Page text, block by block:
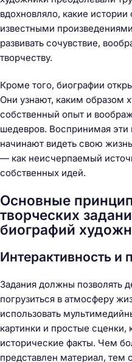
вдохновляло, какие
известными
развивать сочувствие,
творчеству.
Кроме того, биографии
Они узнают, каким образом
собственный опыт и
шедевров. Воспринимая
начинают видеть свою
— как неисчерпаемый
собственных идей.
Основные
творческих
биографий
Интерактивность и
Задания должны позволять
погрузиться в атмосферу
использовать
картинки и простые
исторические факты. Чем
представлен материал, тем